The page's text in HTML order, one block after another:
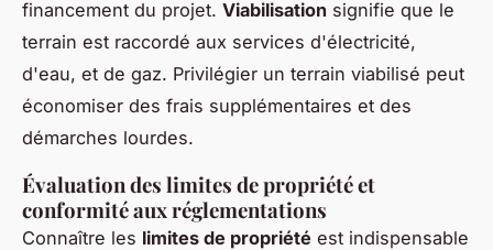
financement du projet. Viabilisation signifie que le
terrain est raccordé aux services d'électricité,
d'eau, et de gaz. Privilégier un terrain viabilisé peut
économiser des frais supplémentaires et des
démarches lourdes.
Évaluation des limites de propriété et
conformité aux réglementations
Connaître les limites de propriété est indispensable